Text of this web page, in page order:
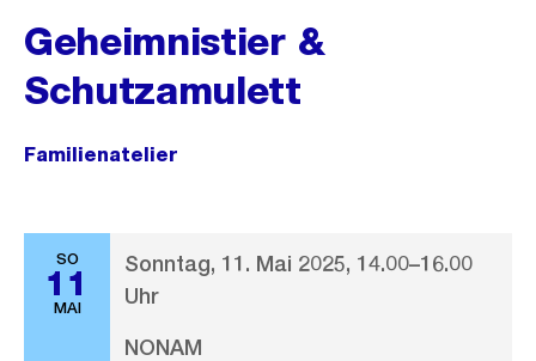
Geheimnistier &
Schutzamulett
Familienatelier
SO
11
MAI
Sonntag, 11. Mai 2025, 14.00–16.00
Uhr
NONAM